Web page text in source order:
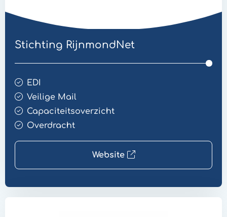
Stichting RijnmondNet
EDI
Veilige Mail
Capaciteitsoverzicht
Overdracht
Website